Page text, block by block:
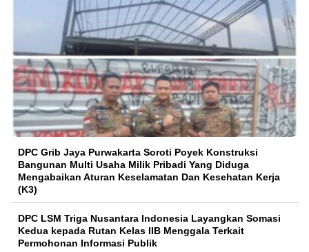
DPC Grib Jaya Purwakarta Soroti Poyek Konstruksi
Bangunan Multi Usaha Milik Pribadi Yang Diduga
Mengabaikan Aturan Keselamatan Dan Kesehatan Kerja
(K3)
DPC LSM Triga Nusantara Indonesia Layangkan Somasi
Kedua kepada Rutan Kelas IIB Menggala Terkait
Permohonan Informasi Publik